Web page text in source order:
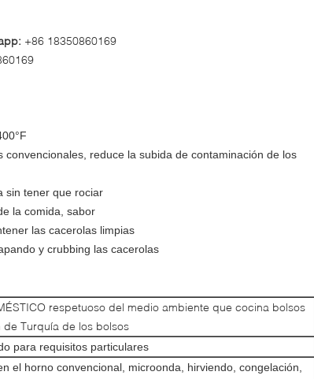
+86 18350860169
reduce la subida de contaminación de los
sin tener que rociar
la comida, sabor
las cacerolas limpias
y crubbing las cacerolas
respetuoso del medio ambiente que cocina bolsos
Turquía de los bolsos
para requisitos particulares
el horno convencional, microonda, hirviendo, congelación,